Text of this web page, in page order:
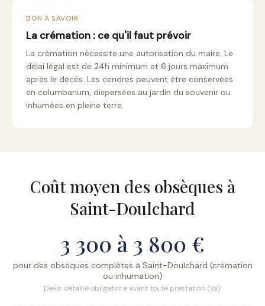
BON À SAVOIR
La crémation : ce qu'il faut prévoir
La crémation nécessite une autorisation du maire. Le
délai légal est de 24h minimum et 6 jours maximum
après le décès. Les cendres peuvent être conservées
en columbarium, dispersées au jardin du souvenir ou
inhumées en pleine terre.
Coût moyen des obsèques à
Saint-Doulchard
3 300 à 3 800 €
pour des obsèques complètes à Saint-Doulchard (crémation
ou inhumation)
Devis détaillé obligatoire avant toute prestation (loi).